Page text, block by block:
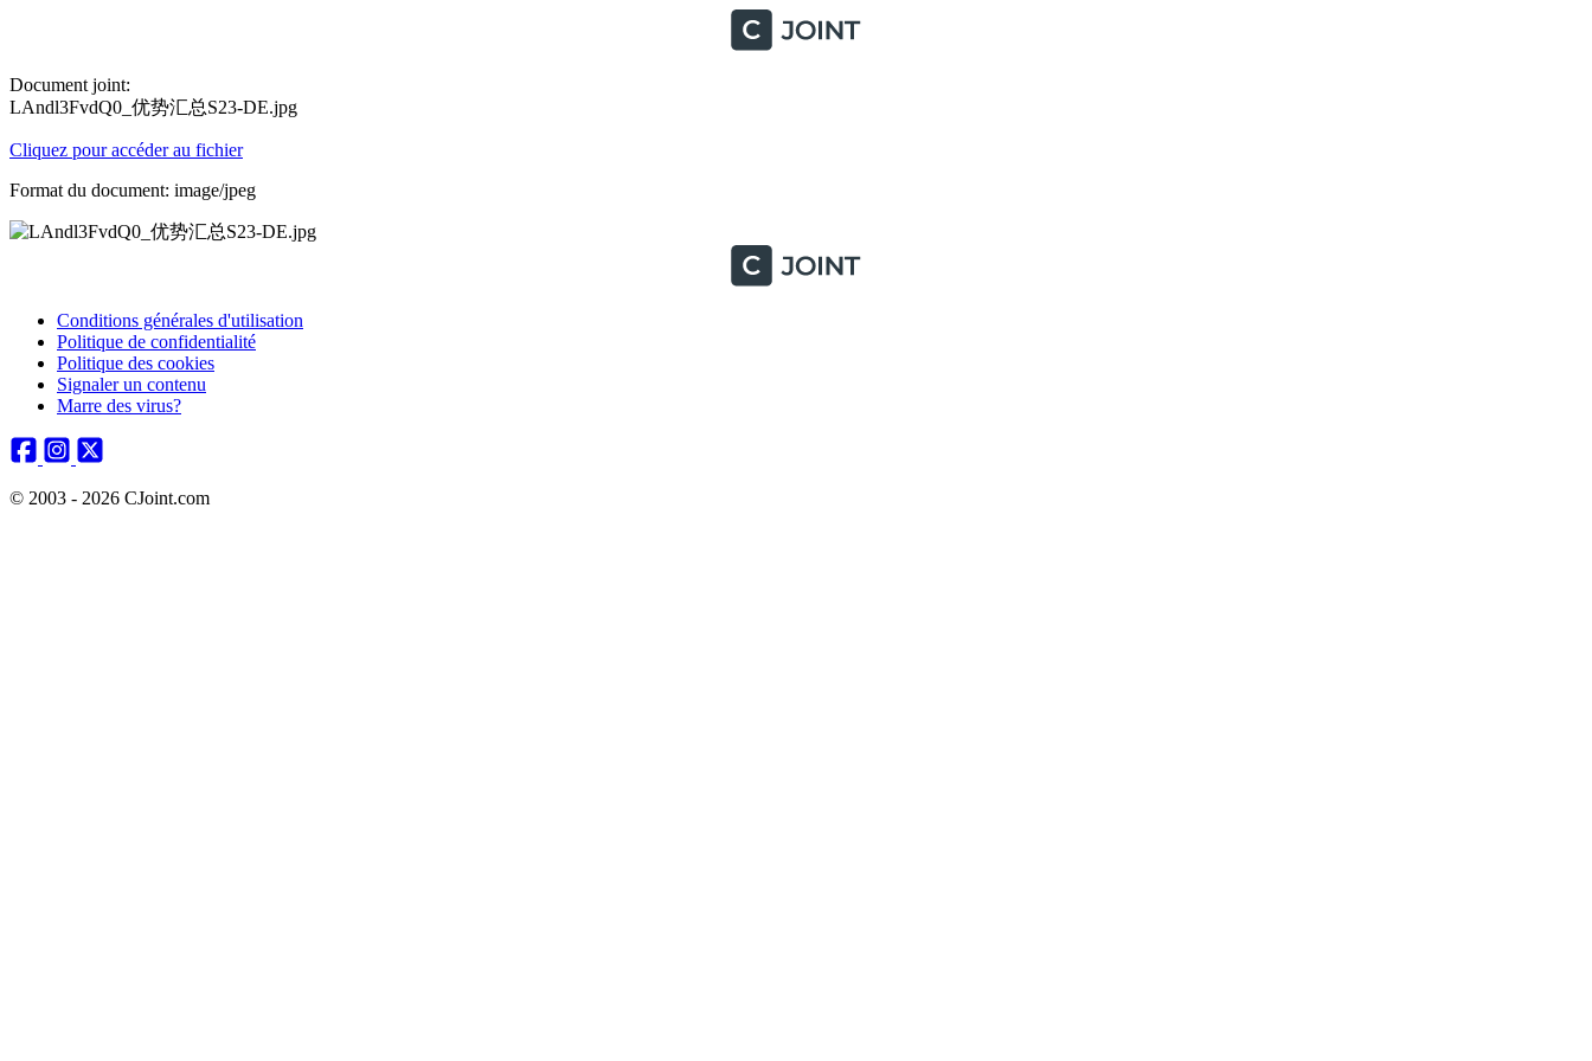
Document joint:
LAndl3FvdQ0_优势汇总S23-DE.jpg
Cliquez pour accéder au fichier
Format du document: image/jpeg
Conditions générales d'utilisation
Politique de confidentialité
Politique des cookies
Signaler un contenu
Marre des virus?
© 2003 - 2026 CJoint.com